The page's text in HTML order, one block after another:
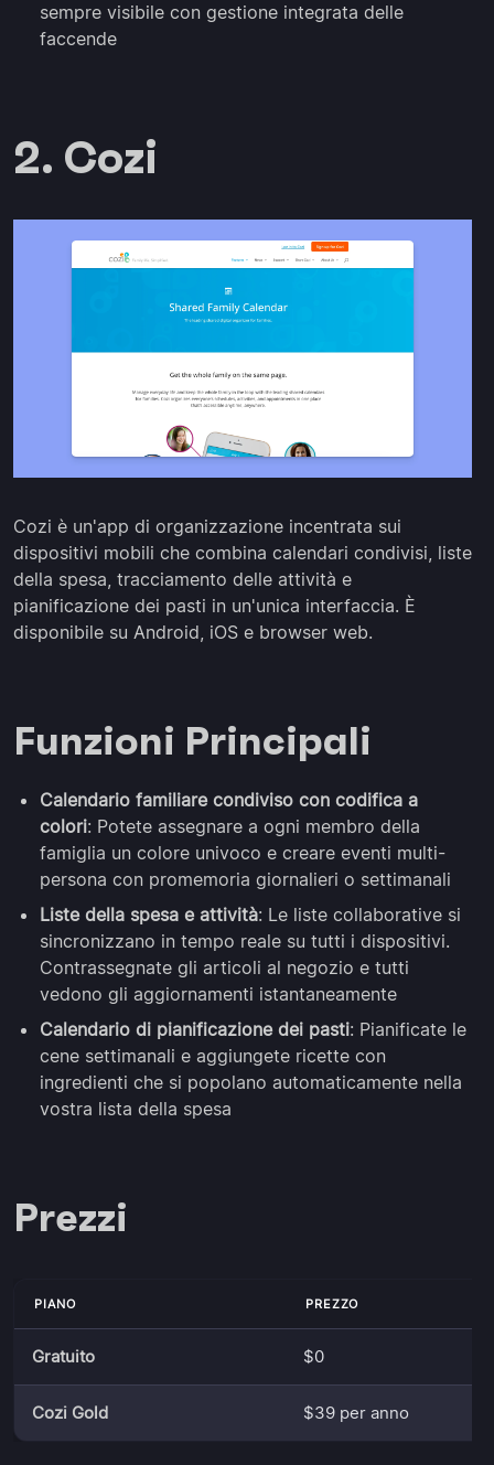
sempre visibile con gestione integrata delle
faccende
2. Cozi
Cozi è un'app di organizzazione incentrata sui
dispositivi mobili che combina calendari condivisi, liste
della spesa, tracciamento delle attività e
pianificazione dei pasti in un'unica interfaccia. È
disponibile su Android, iOS e browser web.
Funzioni Principali
Calendario familiare condiviso con codifica a
colori: Potete assegnare a ogni membro della
famiglia un colore univoco e creare eventi multi-
persona con promemoria giornalieri o settimanali
Liste della spesa e attività: Le liste collaborative si
sincronizzano in tempo reale su tutti i dispositivi.
Contrassegnate gli articoli al negozio e tutti
vedono gli aggiornamenti istantaneamente
Calendario di pianificazione dei pasti: Pianificate le
cene settimanali e aggiungete ricette con
ingredienti che si popolano automaticamente nella
vostra lista della spesa
Prezzi
PIANO PREZZO
Gratuito $0
Cozi Gold $39 per anno